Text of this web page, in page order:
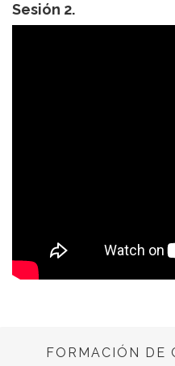
Sesión 2.
FORMACIÓN DE